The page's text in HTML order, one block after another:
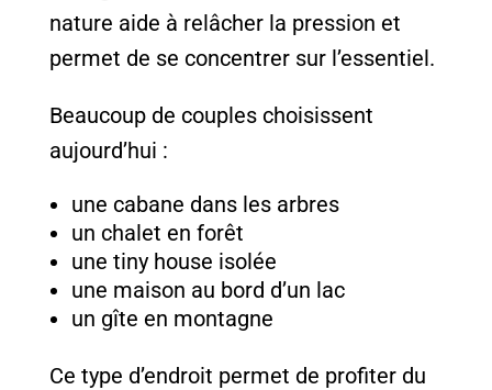
nature aide à relâcher la pression et
permet de se concentrer sur l’essentiel.
Beaucoup de couples choisissent
aujourd’hui :
une cabane dans les arbres
un chalet en forêt
une tiny house isolée
une maison au bord d’un lac
un gîte en montagne
Ce type d’endroit permet de profiter du